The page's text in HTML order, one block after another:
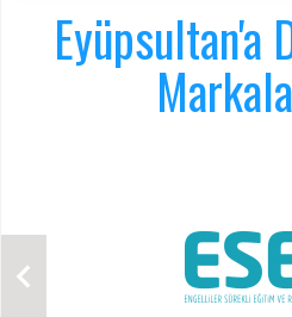
Eyüpsultan'a